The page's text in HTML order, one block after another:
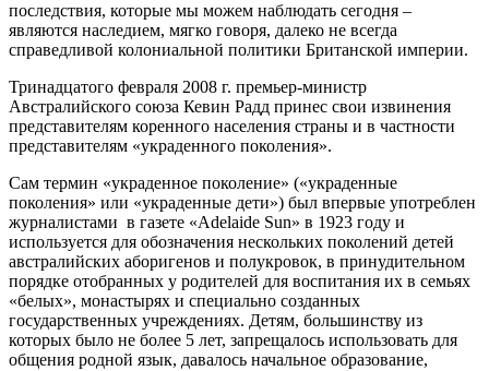
последствия, которые мы можем наблюдать сегодня –
являются наследием, мягко говоря, далеко не всегда
справедливой колониальной политики Британской империи.
Тринадцатого февраля 2008 г. премьер-министр
Австралийского союза Кевин Радд принес свои извинения
представителям коренного населения страны и в частности
представителям «украденного поколения».
Сам термин «украденное поколение» («украденные
поколения» или «украденные дети») был впервые употреблен
журналистами в газете «Adelaide Sun» в 1923 году и
используется для обозначения нескольких поколений детей
австралийских аборигенов и полукровок, в принудительном
порядке отобранных у родителей для воспитания их в семьях
«белых», монастырях и специально созданных
государственных учреждениях. Детям, большинству из
которых было не более 5 лет, запрещалось использовать для
общения родной язык, давалось начальное образование,